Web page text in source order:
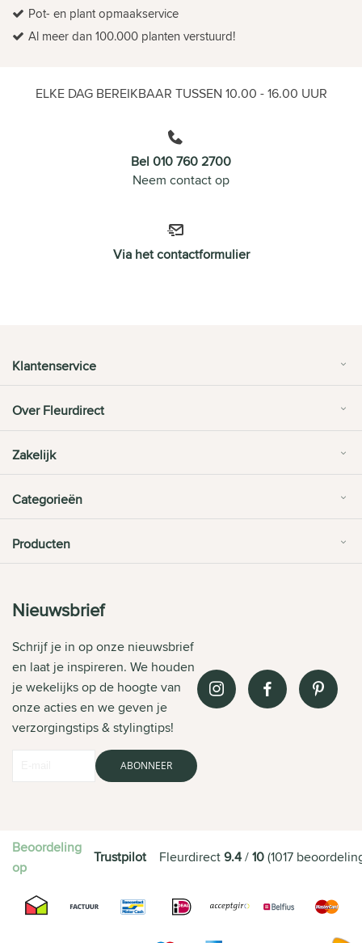
Pot- en plant opmaakservice
Al meer dan 100.000 planten verstuurd!
ELKE DAG BEREIKBAAR TUSSEN 10.00 - 16.00 UUR
Bel 010 760 2700
Neem contact op
Via het contactformulier
Klantenservice
Over Fleurdirect
Zakelijk
Categorieën
Producten
Nieuwsbrief
Schrijf je in op onze nieuwsbrief
en laat je inspireren. We houden
je wekelijks op de hoogte van
onze acties en we geven je
verzorgingstips & stylingtips!
ABONNEER
Beoordeling
op
Trustpilot Fleurdirect9.4/10(1017